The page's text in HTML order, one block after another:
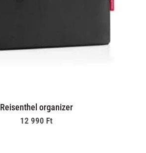
Reisenthel organizer
12 990 Ft